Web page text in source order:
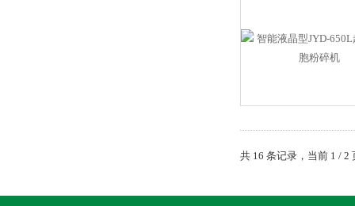
共 16 条记录，当前 1 /